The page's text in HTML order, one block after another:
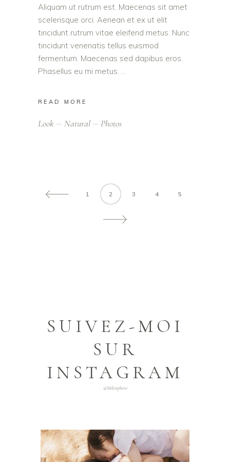
Aliquam ut rutrum est. Maecenas sit amet
scelerisque orci. Aenean et ex ut elit
tincidunt rutrum vitae eleifend metus. Nunc
tincidunt venenatis tellus euismod
fermentum. Maecenas sed dapibus eros.
Phasellus eu mi metus.
READ MORE
Look Natural Photos
1 2 3 4 5
SUIVEZ-MOI
SUR
INSTAGRAM
@melcrsphoto
melcrsphoto
Mai 21